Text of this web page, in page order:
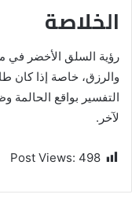
الخلاصة
رؤية السلق الأخضر في
والرزق، خاصة إذا كان
التفسير بواقع الحالمة
لآخر.
Post Views: 498